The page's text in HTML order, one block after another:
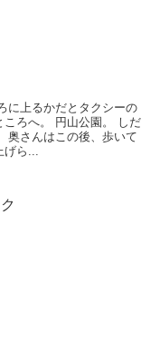
に上るかだとタクシーの
ろへ。 円山公園。 しだ
奥さんはこの後、歩いて
げら...